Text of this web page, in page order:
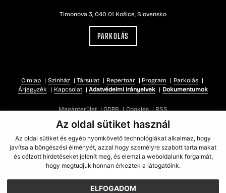
Az oldal sütiket használ
Az oldal sütiket és egyéb nyomkövető technológiákat alkalmaz, hogy
javítsa a böngészési élményét, azzal hogy személyre szabott tartalmakat
és célzott hirdetéseket jelenít meg, és elemzi a weboldalunk forgalmát,
hogy megtudjuk honnan érkeztek a látogatóink.
ELFOGADOM
Timonova 3, 040 01 Košice, Slovensko
PARKOLÁS
Címlap Színház Társulat Repertoár Program
Parkolás
Árjegyzék
Kapcsolat Adatvédelmi irányelvek Dokumentumok
Magánterület GDPR Cookies RSS